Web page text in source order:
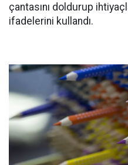
çantasını doldurup
ifadelerini kullandı.